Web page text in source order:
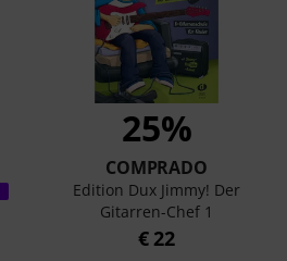
25%
COMPRADO
Edition Dux Jimmy! Der
Gitarren-Chef 1
€ 22